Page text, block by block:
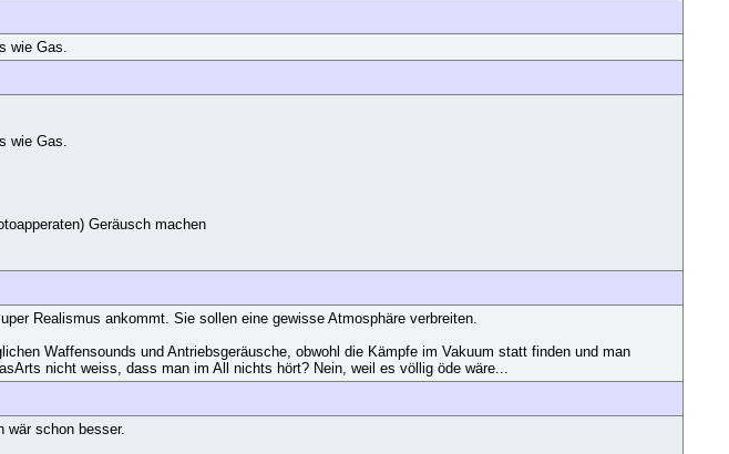
wie Gas.
wie Gas.
Geräusch machen
Realismus ankommt. Sie sollen eine gewisse Atmosphäre verbreiten.
Waffensounds und Antriebsgeräusche, obwohl die Kämpfe im Vakuum statt finden und man
nicht weiss, dass man im All nichts hört? Nein, weil es völlig öde wäre...
wär schon besser.